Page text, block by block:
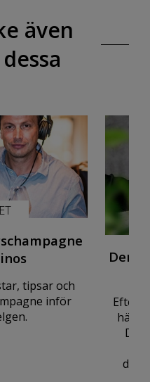
även
tipsar och
inför
Den
Efter
här!